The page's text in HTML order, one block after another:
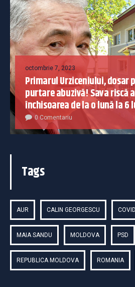
octombrie 7, 2023
Primarul Urziceniului, dosar
purtare abuzivă! Sava riscă
închisoarea de la o lună la 6
0 Comentariu
Tags
AUR CALIN GEORGESCU COVID
MAIA SANDU MOLDOVA PSD
REPUBLICA MOLDOVA ROMANIA